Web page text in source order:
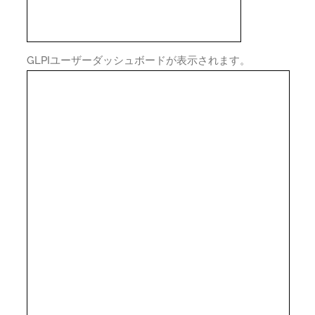
GLPIユーザーダッシュボードが表示されます。